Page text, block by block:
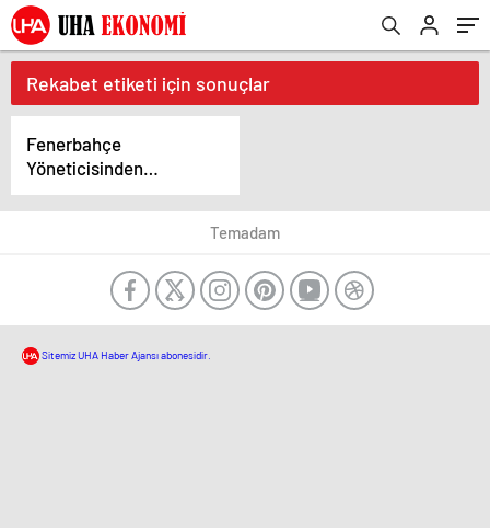
Rekabet etiketi için sonuçlar
Fenerbahçe
Yöneticisinden
Trabzon Belediye
Başkanı’na Sert
Temadam
Sitemiz UHA Haber Ajansı abonesidir.